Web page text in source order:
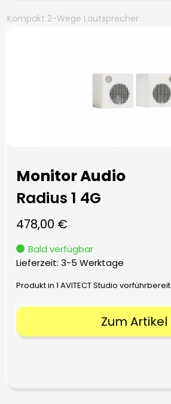
Kompakt 2-Wege Lautsprecher
Monitor Audio
Radius 1 4G
478,00 €
Bald verfügbar
Lieferzeit: 3-5 Werktage
Produkt in 1 AVITECT Studio vorführbereit
Zum Artikel